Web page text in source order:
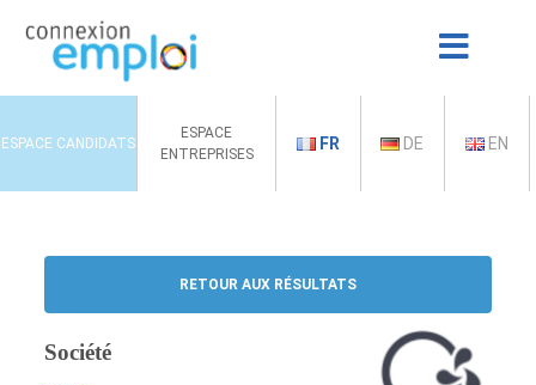
ESPACE CANDIDATS
ESPACE
ENTREPRISES
FR DE EN
RETOUR AUX RÉSULTATS
Société